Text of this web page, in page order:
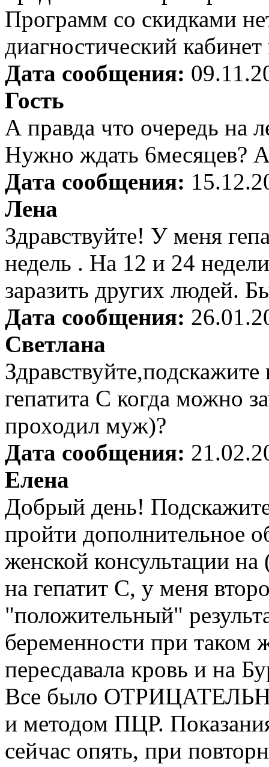
Программ со скидками
диагностический
Дата сообщения:
Гость
А правда что очередь на
Нужно ждать 6месяцев?
Дата сообщения:
Лена
Здравствуйте! У меня
недель . На 12 и 24
заразить других людей.
Дата сообщения:
Светлана
гепатита С когда можно
проходил муж)?
Дата сообщения:
Елена
Добрый день!
пройти дополнительное
женской консультации
на гепатит С, у меня
"положительный"
беременности при таком
пересдавала кровь и на
Все было ОТРИЦАТЕЛЬНО
и методом ПЦР.
сейчас опять, при